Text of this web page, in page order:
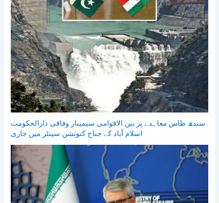
سندھ طاس معاہدے پر بین الاقوامی سیمینار وفاقی دارالحکومت
اسلام آباد کے جناح کنونشن سینٹر میں جاری